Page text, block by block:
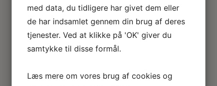
Café
Badeværelse
Bibliotek / kontor / arbejdsværelse
Børneværelse
Legetøj
Soveværelse
med data, du tidligere har givet dem eller
de har indsamlet gennem din brug af deres
tjenester. Ved at klikke på 'OK' giver du
samtykke til disse formål.
Læs mere om vores brug af cookies og